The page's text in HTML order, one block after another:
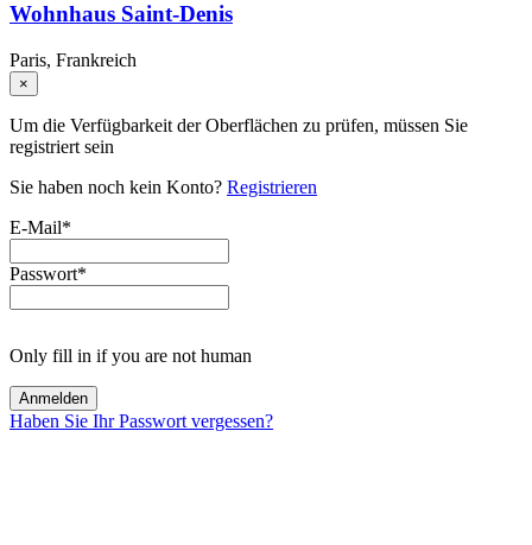
Wohnhaus Saint-Denis
Paris, Frankreich
×
Um die Verfügbarkeit der Oberflächen zu prüfen, müssen Sie
registriert sein
Sie haben noch kein Konto? Registrieren
E-Mail*
Passwort*
Only fill in if you are not human
Haben Sie Ihr Passwort vergessen?